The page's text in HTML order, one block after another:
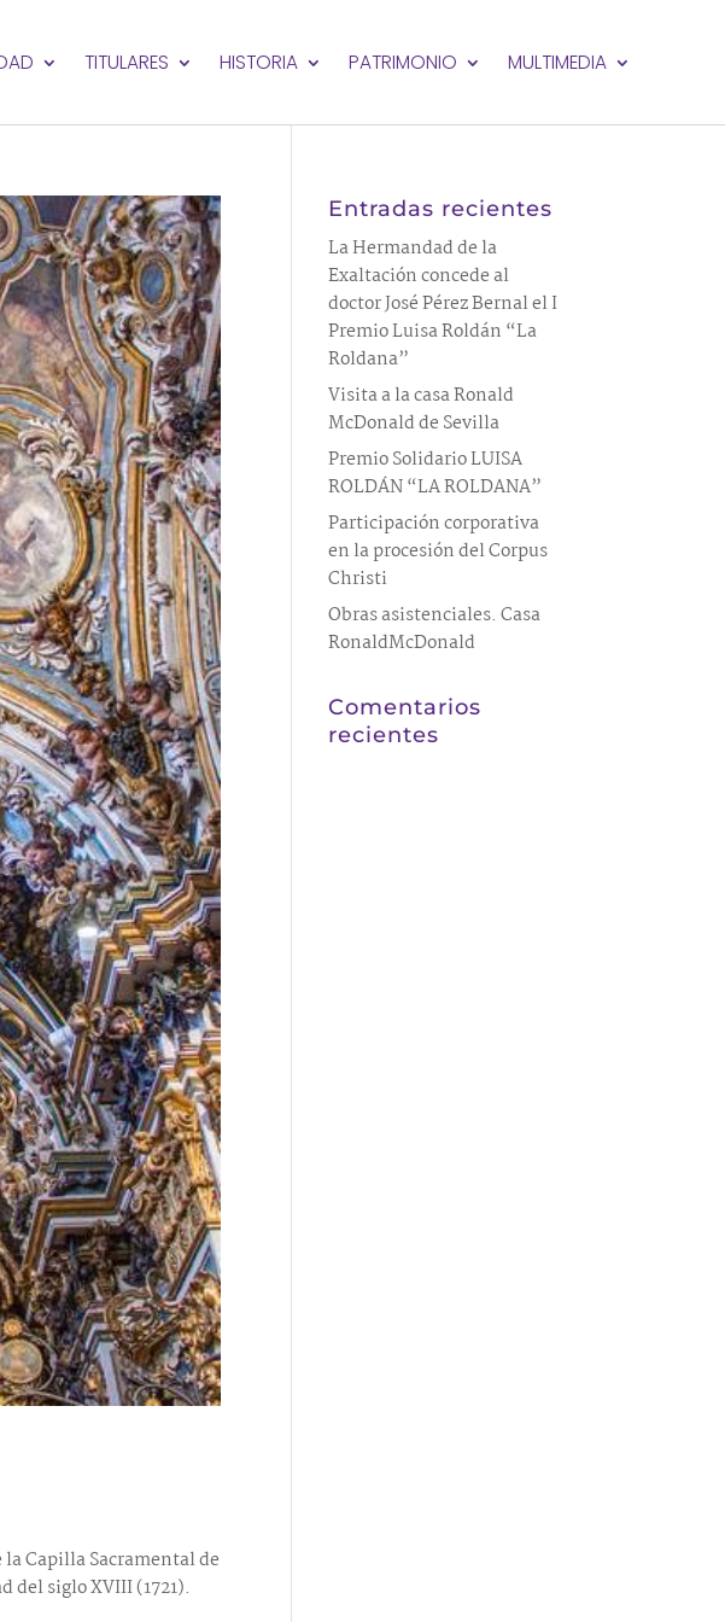
TITULARES HISTORIA PATRIMONIO MULTIMEDIA
Capilla Sacramental de
del siglo XVIII (1721).
Entradas recientes
La Hermandad de la
Exaltación concede al
doctor José Pérez Bernal el I
Premio Luisa Roldán “La
Roldana”
Visita a la casa Ronald
McDonald de Sevilla
Premio Solidario LUISA
ROLDÁN “LA ROLDANA”
Participación corporativa
en la procesión del Corpus
Christi
Obras asistenciales. Casa
RonaldMcDonald
Comentarios
recientes